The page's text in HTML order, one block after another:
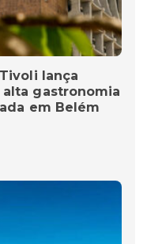
lança
gastronomia
em Belém